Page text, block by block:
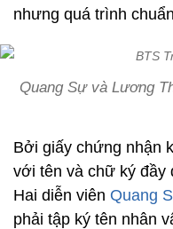
nhưng quá trình
Quang Sự và Lương
Bởi giấy chứng nhận
với tên và chữ ký đầy
Hai diễn viên Quang
phải tập ký tên nhân